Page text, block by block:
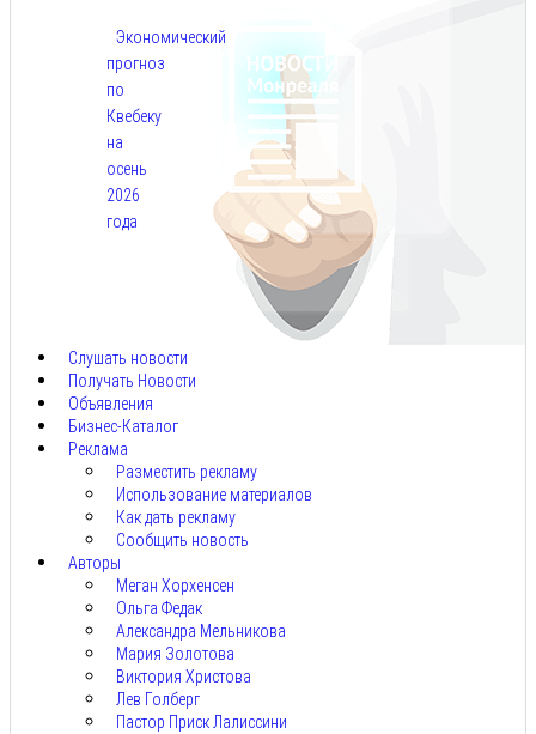
Экономический
прогноз
по
Квебеку
на
осень
2026
года
Слушать новости
Получать Новости
Объявления
Бизнес-Каталог
Реклама
Разместить рекламу
Использование материалов
Как дать рекламу
Сообщить новость
Авторы
Меган Хорхенсен
Ольга Федак
Александра Мельникова
Мария Золотова
Виктория Христова
Лев Голберг
Пастор Приск Лалиссини